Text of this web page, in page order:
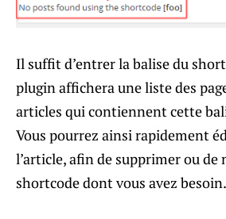
Il suffit d’entrer la balise du
plugin affichera une liste des
articles qui contiennent cette
Vous pourrez ainsi rapidement
l’article, afin de supprimer ou de
shortcode dont vous avez besoin.